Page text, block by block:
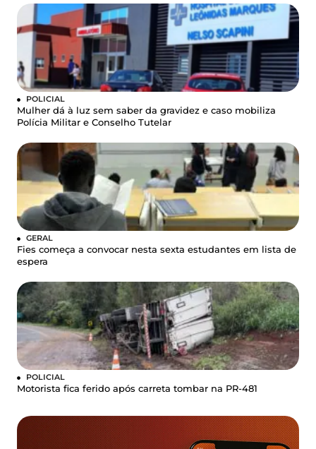
POLICIAL
Mulher dá à luz sem saber da gravidez e caso mobiliza
Polícia Militar e Conselho Tutelar
GERAL
Fies começa a convocar nesta sexta estudantes em lista de
espera
POLICIAL
Motorista fica ferido após carreta tombar na PR-481